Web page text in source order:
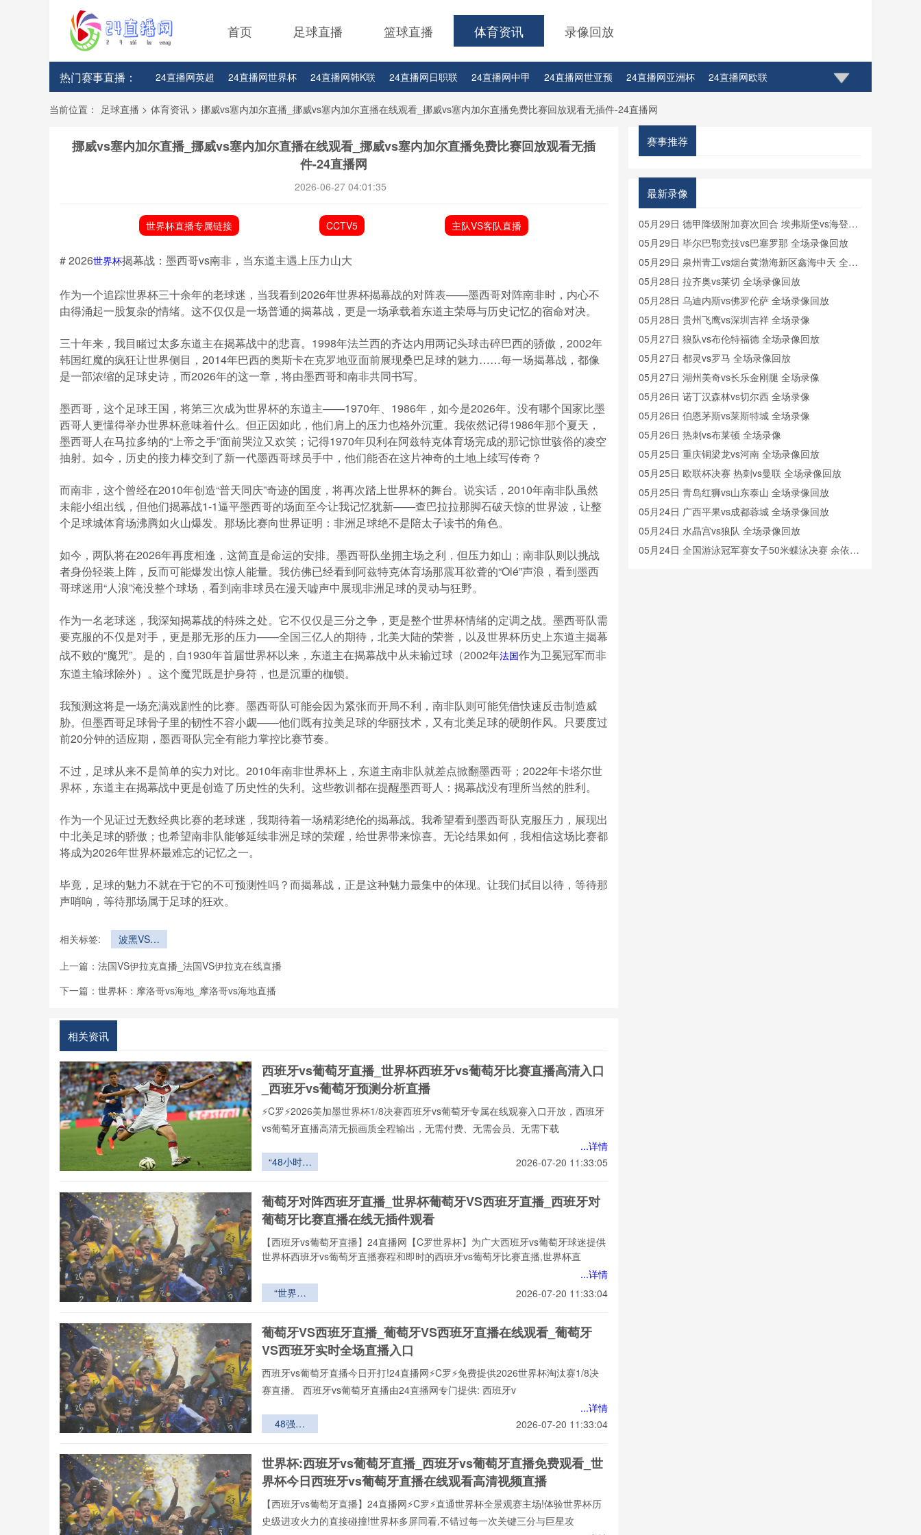
首页 足球直播 篮球直播 体育资讯 录像回放
热门赛事直播： 24直播网英超 24直播网世界杯 24直播网韩K联 24直播网日职联 24直播网中甲 24直播网世亚预 24直播网亚洲杯 24直播网欧联
24直播网意甲 24直播网法甲 24直播网西甲 24直播网德甲 24直播网欧冠 24直播网中超
当前位置： 足球直播 > 体育资讯 > 挪威vs塞内加尔直播_挪威vs塞内加尔直播在线观看_挪威vs塞内加尔直播免费比赛回放观看无插件-24直播网
挪威vs塞内加尔直播_挪威vs塞内加尔直播在线观看_挪威vs塞内加尔直播免费比赛回放观看无插
件-24直播网
2026-06-27 04:01:35
世界杯直播专属链接 CCTV5 主队VS客队直播
# 2026世界杯揭幕战：墨西哥vs南非，当东道主遇上压力山大
作为一个追踪世界杯三十余年的老球迷，当我看到2026年世界杯揭幕战的对阵表——墨西哥对阵南非时，内心不
由得涌起一股复杂的情绪。这不仅仅是一场普通的揭幕战，更是一场承载着东道主荣辱与历史记忆的宿命对决。
三十年来，我目睹过太多东道主在揭幕战中的悲喜。1998年法兰西的齐达内用两记头球击碎巴西的骄傲，2002年
韩国红魔的疯狂让世界侧目，2014年巴西的奥斯卡在克罗地亚面前展现桑巴足球的魅力……每一场揭幕战，都像
是一部浓缩的足球史诗，而2026年的这一章，将由墨西哥和南非共同书写。
墨西哥，这个足球王国，将第三次成为世界杯的东道主——1970年、1986年，如今是2026年。没有哪个国家比墨
西哥人更懂得举办世界杯意味着什么。但正因如此，他们肩上的压力也格外沉重。我依然记得1986年那个夏天，
墨西哥人在马拉多纳的“上帝之手”面前哭泣又欢笑；记得1970年贝利在阿兹特克体育场完成的那记惊世骇俗的凌空
抽射。如今，历史的接力棒交到了新一代墨西哥球员手中，他们能否在这片神奇的土地上续写传奇？
而南非，这个曾经在2010年创造“普天同庆”奇迹的国度，将再次踏上世界杯的舞台。说实话，2010年南非队虽然
未能小组出线，但他们揭幕战1-1逼平墨西哥的场面至今让我记忆犹新——查巴拉拉那脚石破天惊的世界波，让整
个足球城体育场沸腾如火山爆发。那场比赛向世界证明：非洲足球绝不是陪太子读书的角色。
如今，两队将在2026年再度相逢，这简直是命运的安排。墨西哥队坐拥主场之利，但压力如山；南非队则以挑战
者身份轻装上阵，反而可能爆发出惊人能量。我仿佛已经看到阿兹特克体育场那震耳欲聋的“Olé”声浪，看到墨西
哥球迷用“人浪”淹没整个球场，看到南非球员在漫天嘘声中展现非洲足球的灵动与狂野。
作为一名老球迷，我深知揭幕战的特殊之处。它不仅仅是三分之争，更是整个世界杯情绪的定调之战。墨西哥队需
要克服的不仅是对手，更是那无形的压力——全国三亿人的期待，北美大陆的荣誉，以及世界杯历史上东道主揭幕
战不败的“魔咒”。是的，自1930年首届世界杯以来，东道主在揭幕战中从未输过球（2002年法国作为卫冕冠军而非
东道主输球除外）。这个魔咒既是护身符，也是沉重的枷锁。
我预测这将是一场充满戏剧性的比赛。墨西哥队可能会因为紧张而开局不利，南非队则可能凭借快速反击制造威
胁。但墨西哥足球骨子里的韧性不容小觑——他们既有拉美足球的华丽技术，又有北美足球的硬朗作风。只要度过
前20分钟的适应期，墨西哥队完全有能力掌控比赛节奏。
不过，足球从来不是简单的实力对比。2010年南非世界杯上，东道主南非队就差点掀翻墨西哥；2022年卡塔尔世
界杯，东道主在揭幕战中更是创造了历史性的失利。这些教训都在提醒墨西哥人：揭幕战没有理所当然的胜利。
作为一个见证过无数经典比赛的老球迷，我期待着一场精彩绝伦的揭幕战。我希望看到墨西哥队克服压力，展现出
中北美足球的骄傲；也希望南非队能够延续非洲足球的荣耀，给世界带来惊喜。无论结果如何，我相信这场比赛都
将成为2026年世界杯最难忘的记忆之一。
毕竟，足球的魅力不就在于它的不可预测性吗？而揭幕战，正是这种魅力最集中的体现。让我们拭目以待，等待那
声哨响，等待那场属于足球的狂欢。
相关标签:
波黑VS卡
黑VS卡塔
上一篇： 法国VS伊拉克直播_法国VS伊拉克在线直播
下一篇： 世界杯：摩洛哥vs海地_摩洛哥vs海地直播
相关资讯
西班牙vs葡萄牙直播_世界杯西班牙vs葡萄牙比赛直播高清入口
_西班牙vs葡萄牙预测分析直播
⚡️C罗⚡️2026美加墨世界杯1/8决赛西班牙vs葡萄牙专属在线观赛入口开放，西班牙
vs葡萄牙直播高清无损画质全程输出，无需付费、无需会员、无需下载
...详情
“48小时逆
体能唤醒与
战术再编方
2026-07-20 11:33:05
葡萄牙对阵西班牙直播_世界杯葡萄牙VS西班牙直播_西班牙对
葡萄牙比赛直播在线无插件观看
【西班牙vs葡萄牙直播】24直播网【C罗世界杯】为广大西班牙vs葡萄牙球迷提供
世界杯西班牙vs葡萄牙直播赛程和即时的西班牙vs葡萄牙比赛直播,世界杯直
...详情
“世界杯
城同步决策
与全球指挥
2026-07-20 11:33:04
葡萄牙VS西班牙直播_葡萄牙VS西班牙直播在线观看_葡萄牙
VS西班牙实时全场直播入口
西班牙vs葡萄牙直播今日开打!24直播网⚡️C罗⚡️免费提供2026世界杯淘汰赛1/8决
赛直播。 西班牙vs葡萄牙直播由24直播网专门提供: 西班牙v
...详情
48强暗
阶梯与淘汰
赛生存法则
2026-07-20 11:33:04
世界杯:西班牙vs葡萄牙直播_西班牙vs葡萄牙直播免费观看_世
界杯今日西班牙vs葡萄牙直播在线观看高清视频直播
【西班牙vs葡萄牙直播】24直播网⚡️C罗⚡️直通世界杯全景观赛主场!体验世界杯历
史级进攻火力的直接碰撞!世界杯多屏同看,不错过每一次关键三分与巨星攻
赛事推荐
最新录像
05月29日 德甲降级附加赛次回合 埃弗斯堡vs海登海
姆 全场录像
05月29日 毕尔巴鄂竞技vs巴塞罗那 全场录像回放
05月29日 泉州青工vs烟台黄渤海新区鑫海中天 全场
录像
05月28日 拉齐奥vs莱切 全场录像回放
05月28日 乌迪内斯vs佛罗伦萨 全场录像回放
05月28日 贵州飞鹰vs深圳吉祥 全场录像
05月27日 狼队vs布伦特福德 全场录像回放
05月27日 都灵vs罗马 全场录像回放
05月27日 湖州美奇vs长乐金刚腿 全场录像
05月26日 诺丁汉森林vs切尔西 全场录像
05月26日 伯恩茅斯vs莱斯特城 全场录像
05月26日 热刺vs布莱顿 全场录像
05月25日 重庆铜梁龙vs河南 全场录像回放
05月25日 欧联杯决赛 热刺vs曼联 全场录像回放
05月25日 青岛红狮vs山东泰山 全场录像回放
05月24日 广西平果vs成都蓉城 全场录像回放
05月24日 水晶宫vs狼队 全场录像回放
05月24日 全国游泳冠军赛女子50米蝶泳决赛 余依婷